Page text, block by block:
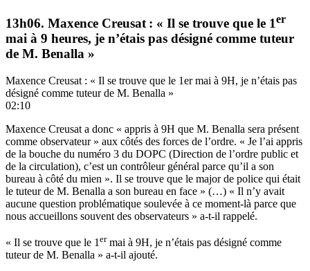
13h06. Maxence Creusat : « Il se trouve que le 1er
mai à 9 heures, je n’étais pas désigné comme tuteur
de M. Benalla »
Maxence Creusat : « Il se trouve que le 1er mai à 9H, je n’étais pas
désigné comme tuteur de M. Benalla »
02:10
Maxence Creusat a donc « appris à 9H que M. Benalla sera présent
comme observateur » aux côtés des forces de l’ordre. « Je l’ai appris
de la bouche du numéro 3 du DOPC (Direction de l’ordre public et
de la circulation), c’est un contrôleur général parce qu’il a son
bureau à côté du mien ». Il se trouve que le major de police qui était
le tuteur de M. Benalla a son bureau en face » (…) « Il n’y avait
aucune question problématique soulevée à ce moment-là parce que
nous accueillons souvent des observateurs » a-t-il rappelé.
« Il se trouve que le 1 ermai à 9H, je n’étais pas désigné comme
tuteur de M. Benalla » a-t-il ajouté.